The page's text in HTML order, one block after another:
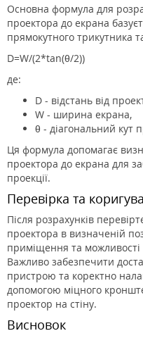
Основна формула для
проектора до екрана
прямокутного трикутника
D=W/(2*tan(θ/2))
де:
D - відстань від
W - ширина екрана,
θ - діагональний кут
Ця формула допомагає
проектора до екрана для
проекції.
Перевірка та
Після розрахунків
проектора в визначеній
приміщення та
Важливо забезпечити
пристрою та коректно
допомогою міцного
проектор на стіну.
Висновок